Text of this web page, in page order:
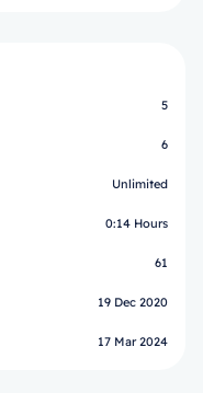
5
6
Unlimited
0:14 Hours
61
19 Dec 2020
17 Mar 2024